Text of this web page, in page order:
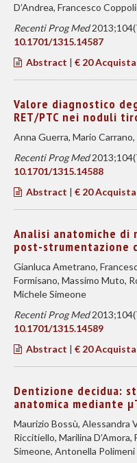
D’Andrea, Francesco
Recenti Prog Med
10.1701/1315.14587
Abstract | € 20
Valore diagnostico
RET/PTC nei noduli
Anna Guerra, Mario
Recenti Prog Med
10.1701/1315.14588
Abstract | € 20
Analisi anatomiche di
post-strumentazione
Gianluca Ametrano,
Formisano, Massimo Muto,
Michele Simeone
Recenti Prog Med
10.1701/1315.14589
Abstract | € 20
Dentizione decidua:
anatomica mediante
Maurizio Bossù, Alessandra
Riccitiello, Marilina
Simeone, Antonella Polimeni